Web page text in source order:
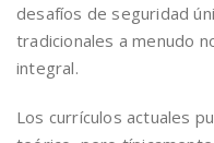
desafíos de seguridad
tradicionales a menudo
integral.
Los currículos actuales